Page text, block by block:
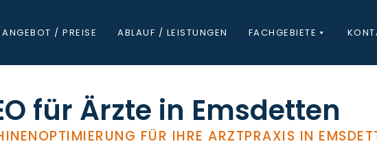
ANGEBOT / PREISE ABLAUF / LEISTUNGEN FACHGEBIETE
für Ärzte in Emsdetten
FÜR IHRE ARZTPRAXIS IN